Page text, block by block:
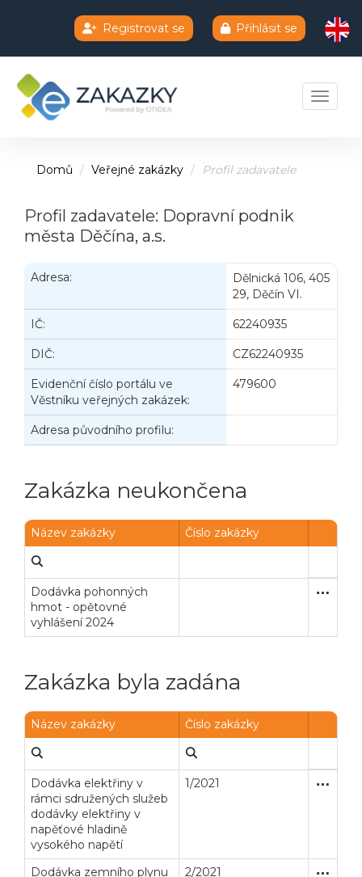
Registrovat se Přihlásit se
Toggle
Domů Veřejné zakázky Profil zadavatele
Profil zadavatele: Dopravní podnik
města Děčína, a.s.
Adresa:
Dělnická 106, 405
29, Děčín VI.
IČ: 62240935
DIČ: CZ62240935
Evidenční číslo portálu ve
Věstníku veřejných zakázek:
479600
Adresa původního profilu:
Zakázka neukončena
Název zakázky Číslo zakázky
Dodávka pohonných
hmot - opětovné
vyhlášení 2024
Zakázka byla zadána
Název zakázky Číslo zakázky
Dodávka elektřiny v
rámci sdružených služeb
dodávky elektřiny v
napěťové hladině
vysokého napětí
1/2021
Dodávka zemního plynu
2/2021
Chatbot e-zakazky